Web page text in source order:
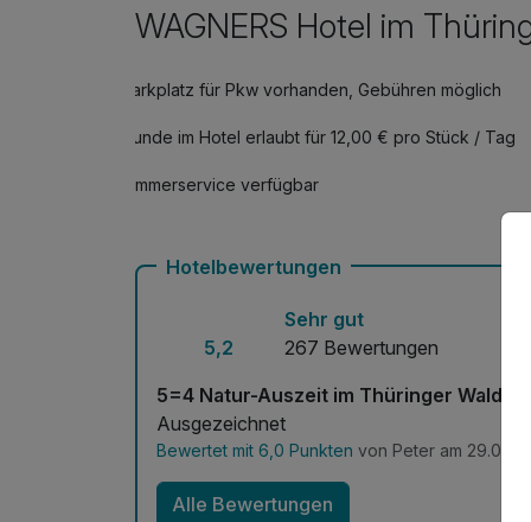
pro Nacht
pro Stück
Obstkorb
WAGNERS Hotel im
Parkplatz für Pkw vorhanden, Gebühren möglich
Hunde im Hotel erlaubt für 12,00 € pro Stück / Tag
Zimmerservice verfügbar
Hotelbewertungen
5,2
Sehr gut
267 Bewertungen
5=4 Natur-Auszeit im Thüringer Wald -
Ausgezeichnet
Bewertet mit 6,0 Punkten von Peter am
Alle Bewertungen